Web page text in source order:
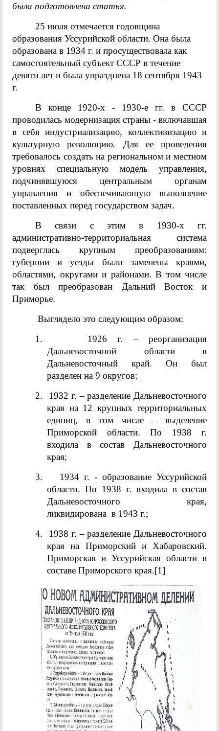
была подготовлена статья.
25 июля отмечается годовщина
образования Уссурийской области. Она была
образована в 1934 г. и просуществовала как
самостоятельный субъект СССР в течение
девяти лет и была упразднена 18 сентября 1943
г.
В конце 1920-х - 1930-е гг. в СССР
проводилась модернизация страны - включавшая
в себя индустриализацию, коллективизацию и
культурную революцию. Для ее проведения
требовалось создать на региональном и местном
уровнях специальную модель управления,
подчинявшуюся центральным органам
управления и обеспечивающую выполнение
поставленных перед государством задач.
В связи с этим в 1930-х гг.
административно-территориальная система
подверглась крупным преобразованиям:
губернии и уезды были заменены краями,
областями, округами и районами. В том числе
так был преобразован Дальний Восток и
Приморье.
Выглядело это следующим образом:
1.
1926 г. – реорганизация
Дальневосточной области в
Дальневосточный край. Он был
разделен на 9 округов;
2.
1932 г. – разделение Дальневосточного
края на 12 крупных территориальных
единиц, в том числе – выделение
Приморской области. По 1938 г.
входила в состав Дальневосточного
края;
3.
1934 г. - образование Уссурийской
области. По 1938 г. входила в состав
Дальневосточного края,
ликвидирована в 1943 г.;
4.
1938 г. – разделение Дальневосточного
края на Приморский и Хабаровский.
Приморская и Уссурийская области в
составе Приморского края.[1]